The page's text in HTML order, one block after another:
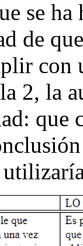
se
de
2, la
que